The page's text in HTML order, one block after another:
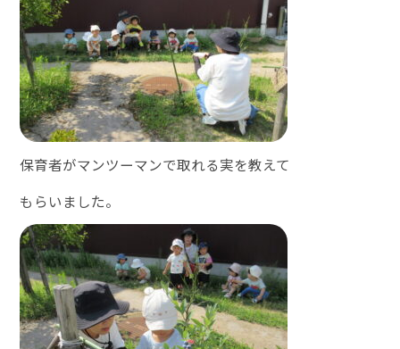
保育者がマンツーマンで取れる実を教えて
もらいました。